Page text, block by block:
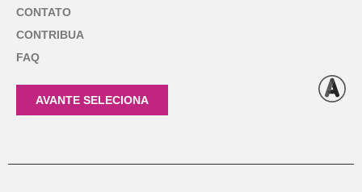
CONTATO
CONTRIBUA
FAQ
AVANTE SELECIONA